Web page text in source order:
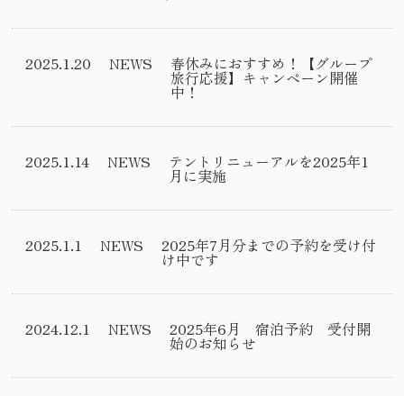
2025.1.20 NEWS 春休みにおすすめ！【グループ
旅行応援】キャンペーン開催
中！
2025.1.14 NEWS テントリニューアルを2025年1
月に実施
2025.1.1 NEWS 2025年7月分までの予約を受け付
け中です
2024.12.1 NEWS 2025年6月 宿泊予約 受付開
始のお知らせ